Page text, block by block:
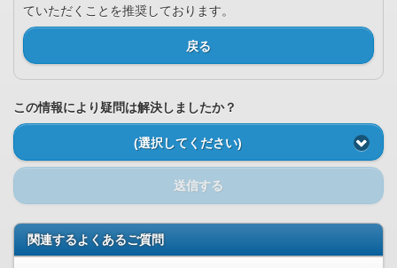
ていただくことを推奨しております。
戻る
この情報により疑問は解決しましたか？
(選択してください)
送信する
関連するよくあるご質問